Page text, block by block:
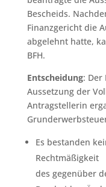
Bescheids.
Finanzgericht die
abgelehnt hatte,
BFH.
Entscheidung: Der
Aussetzung der
Antragstellerin
Es bestanden
Rechtmäßigkeit
des gegenüber